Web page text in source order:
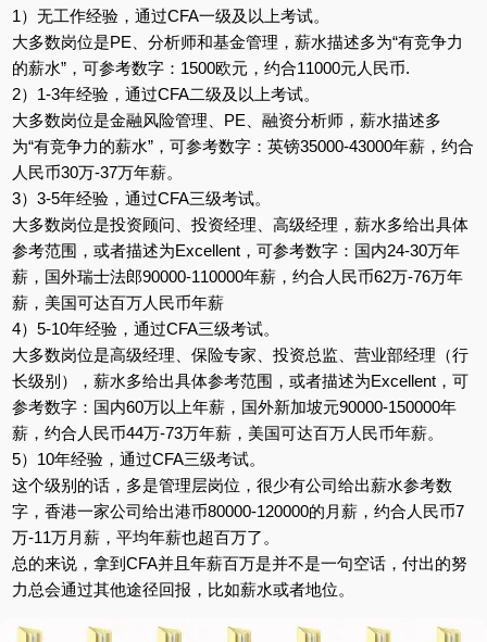
1）无工作经验，通过CFA一级及以上考试。
大多数岗位是PE、分析师和基金管理，薪水描述多为“有竞争力
的薪水”，可参考数字：1500欧元，约合11000元人民币.
2）1-3年经验，通过CFA二级及以上考试。
大多数岗位是金融风险管理、PE、融资分析师，薪水描述多
为“有竞争力的薪水”，可参考数字：英镑35000-43000年薪，约合
人民币30万-37万年薪。
3）3-5年经验，通过CFA三级考试。
大多数岗位是投资顾问、投资经理、高级经理，薪水多给出具体
参考范围，或者描述为Excellent，可参考数字：国内24-30万年
薪，国外瑞士法郎90000-110000年薪，约合人民币62万-76万年
薪，美国可达百万人民币年薪
4）5-10年经验，通过CFA三级考试。
大多数岗位是高级经理、保险专家、投资总监、营业部经理（行
长级别），薪水多给出具体参考范围，或者描述为Excellent，可
参考数字：国内60万以上年薪，国外新加坡元90000-150000年
薪，约合人民币44万-73万年薪，美国可达百万人民币年薪。
5）10年经验，通过CFA三级考试。
这个级别的话，多是管理层岗位，很少有公司给出薪水参考数
字，香港一家公司给出港币80000-120000的月薪，约合人民币7
万-11万月薪，平均年薪也超百万了。
总的来说，拿到CFA并且年薪百万是并不是一句空话，付出的努
力总会通过其他途径回报，比如薪水或者地位。